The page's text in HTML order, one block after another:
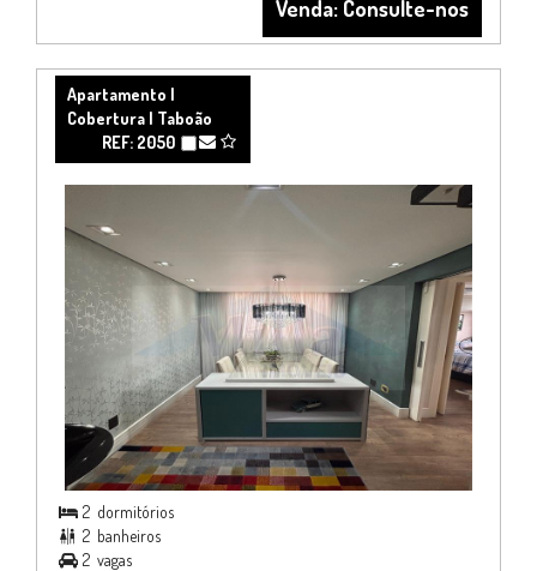
Venda: Consulte-nos
Apartamento |
Cobertura | Taboão
REF: 2050
 2 dormitórios
 2 banheiros
 2 vagas